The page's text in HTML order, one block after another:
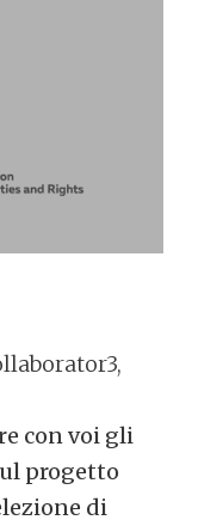
con voi gli
progetto
di